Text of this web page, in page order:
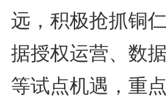
远，积极抢抓铜
据授权运营、数
等试点机遇，重